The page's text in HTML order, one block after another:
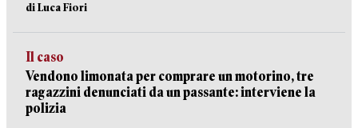
di Luca Fiori
Il caso
Vendono limonata per comprare un motorino, tre
ragazzini denunciati da un passante: interviene la
polizia